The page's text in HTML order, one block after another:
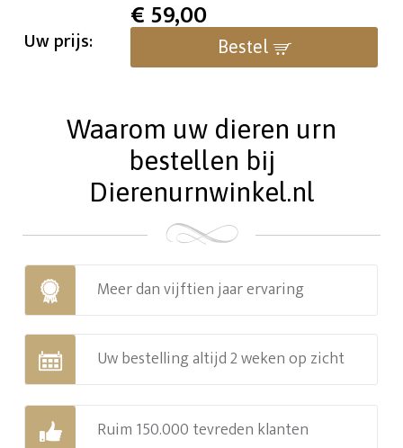
Uw prijs:
€59,00
Bestel
Waarom uw dieren urn
bestellen bij
Dierenurnwinkel.nl
Meer dan vijftien jaar ervaring
Uw bestelling altijd 2 weken op zicht
Ruim 150.000 tevreden klanten